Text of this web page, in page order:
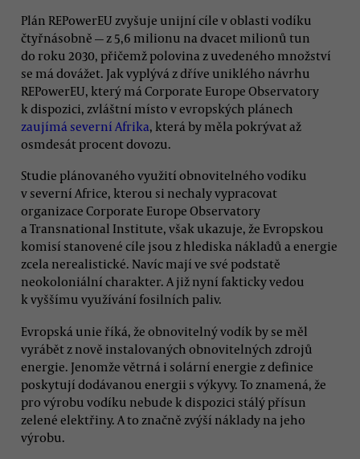
Plán REPowerEU zvyšuje unijní cíle v oblasti vodíku
čtyřnásobně — z 5,6 milionu na dvacet milionů tun
do roku 2030, přičemž polovina z uvedeného množství
se má dovážet. Jak vyplývá z dříve uniklého návrhu
REPowerEU, který má Corporate Europe Observatory
k dispozici, zvláštní místo v evropských plánech
zaujímá severní Afrika, která by měla pokrývat až
osmdesát procent dovozu.
Studie plánovaného využití obnovitelného vodíku
v severní Africe, kterou si nechaly vypracovat
organizace Corporate Europe Observatory
a Transnational Institute, však ukazuje, že Evropskou
komisí stanovené cíle jsou z hlediska nákladů a energie
zcela nerealistické. Navíc mají ve své podstatě
neokoloniální charakter. A již nyní fakticky vedou
k vyššímu využívání fosilních paliv.
Evropská unie říká, že obnovitelný vodík by se měl
vyrábět z nově instalovaných obnovitelných zdrojů
energie. Jenomže větrná i solární energie z definice
poskytují dodávanou energii s výkyvy. To znamená, že
pro výrobu vodíku nebude k dispozici stálý přísun
zelené elektřiny. A to značně zvýší náklady na jeho
výrobu.